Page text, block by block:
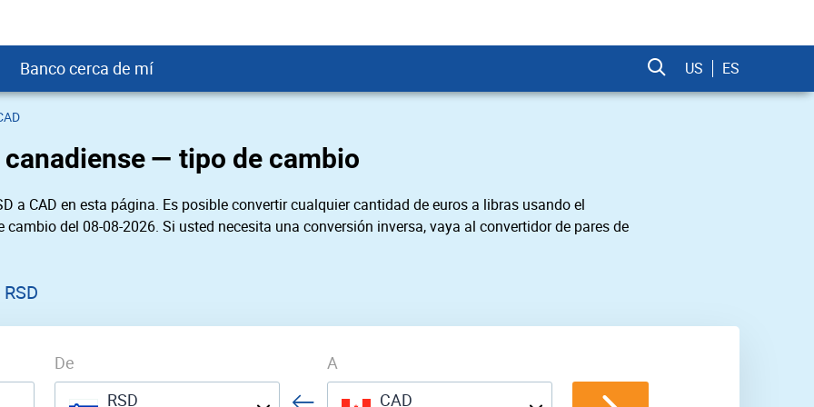
crediticio
Banco cerca de mí
de Mí
Cerca de Mí
de Mí
Cerca de Mí
US ES
— tipo de cambio
a CAD en esta página. Es posible convertir cualquier cantidad de euros a libras usando el
del 08-08-2026. Si usted necesita una conversión inversa, vaya al convertidor de pares de
De
RSD
A
CAD